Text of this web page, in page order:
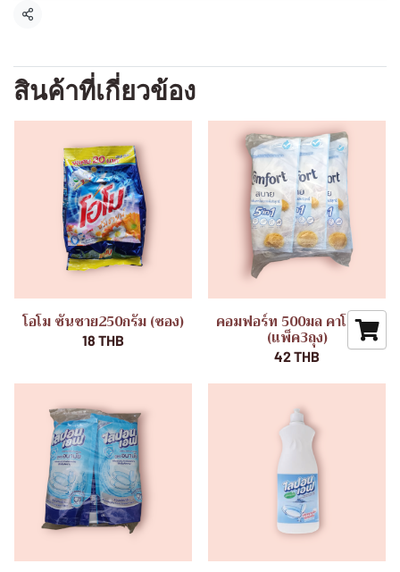
แชร์
สินค้าที่เกี่ยวข้อง
โอโม ซันชาย250กรัม (ซอง)
18 THB
คอมฟอร์ท 500มล คาโมมาย
(แพ็ค3ถุง)
42 THB